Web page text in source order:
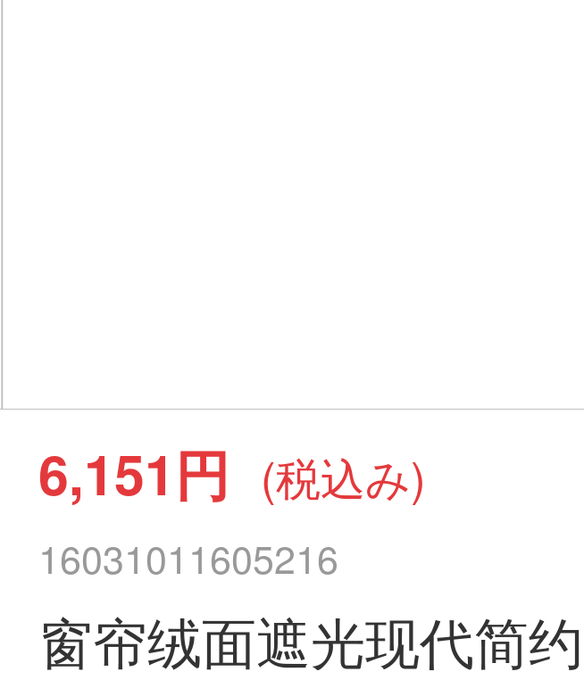
6,151円 (税込み)
16031011605216
窗帘绒面遮光现代简